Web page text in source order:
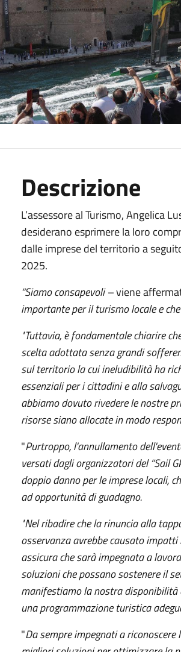
Descrizione
L’assessore al Turismo, Angelica
desiderano esprimere la loro
dalle imprese del territorio a
2025.
“Siamo consapevoli –viene
importante per il turismo locale e
"Tuttavia, è fondamentale chiarire
scelta adottata senza grandi
sul territorio la cui ineludibilità ha
essenziali per i cittadini e alla
abbiamo dovuto rivedere le nostre
risorse siano allocate in modo
"Purtroppo, l'annullamento
versati dagli organizzatori del “Sail
doppio danno per le imprese locali,
ad opportunità di guadagno.
"Nel ribadire che la rinuncia alla
osservanza avrebbe causato
assicura che sarà impegnata a
soluzioni che possano sostenere il
manifestiamo la nostra
una programmazione turistica
"Da sempre impegnati a